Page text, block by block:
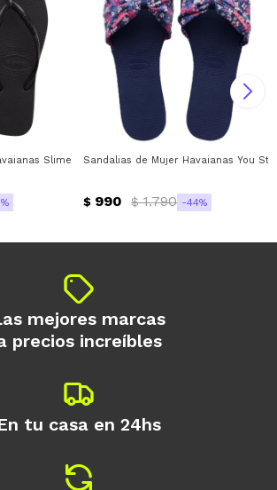
Slime Square Havaianas - Negro
Sandalias de Mujer Havaianas You St
$ 990 $ 1.790 44
mejores marcas
precios increíbles
tu casa en 24hs